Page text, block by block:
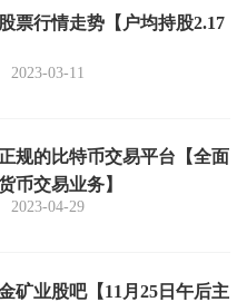
票行情走势【户均持股2.17
2023-03-11
规的比特币交易平台【全面
币交易业务】
2023-04-29
矿业股吧【11月25日午后主